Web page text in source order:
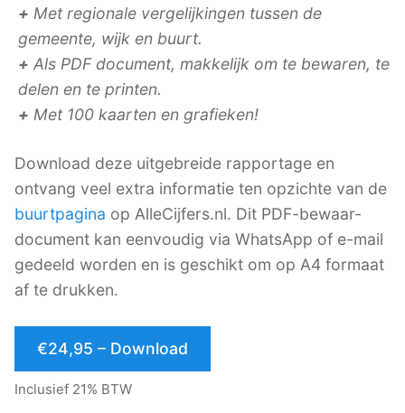
+ Met regionale vergelijkingen tussen de
gemeente, wijk en buurt.
+ Als PDF document, makkelijk om te bewaren, te
delen en te printen.
+ Met 100 kaarten en grafieken!
Download deze uitgebreide rapportage en
ontvang veel extra informatie ten opzichte van de
buurtpagina op AlleCijfers.nl. Dit PDF-bewaar-
document kan eenvoudig via WhatsApp of e-mail
gedeeld worden en is geschikt om op A4 formaat
af te drukken.
€24,95 – Download
Inclusief 21% BTW